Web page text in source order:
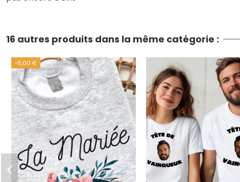
16 autres produits dans la même catégorie :
-5,00 €